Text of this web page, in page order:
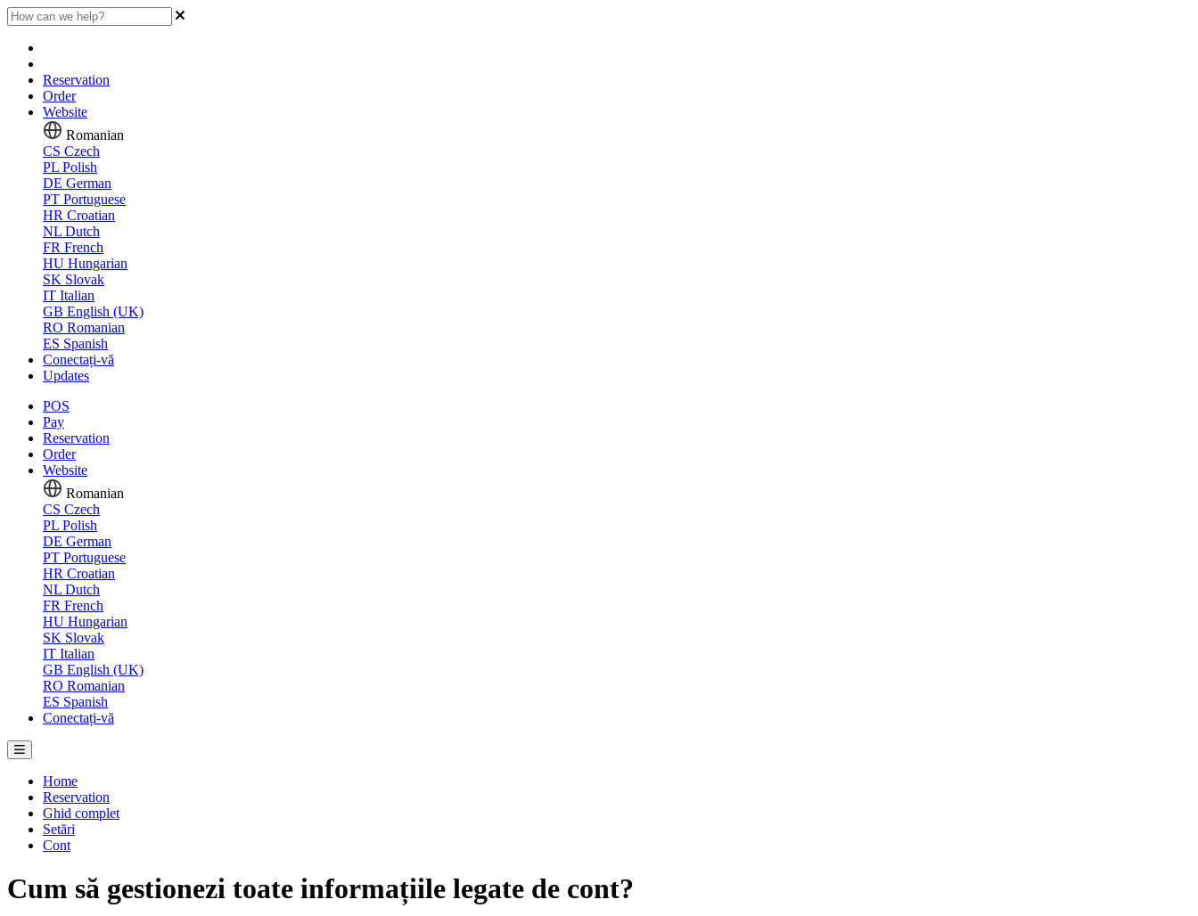
Reservation
Order
Website
Romanian
CS Czech
PL Polish
DE German
PT Portuguese
HR Croatian
NL Dutch
FR French
HU Hungarian
SK Slovak
IT Italian
GB English (UK)
RO Romanian
ES Spanish
Conectați-vă
Updates
POS
Pay
Reservation
Order
Website
Romanian
CS Czech
PL Polish
DE German
PT Portuguese
HR Croatian
NL Dutch
FR French
HU Hungarian
SK Slovak
IT Italian
GB English (UK)
RO Romanian
ES Spanish
Conectați-vă
Home
Reservation
Ghid complet
Setări
Cont
Cum să gestionezi toate informațiile legate de cont?